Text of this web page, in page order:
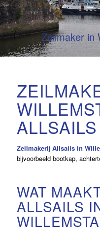
Zeilmaker in
ALLSAILS
Zeilmakerij Allsails in
bijvoorbeeld bootkap,
WAT
ALLSAILS